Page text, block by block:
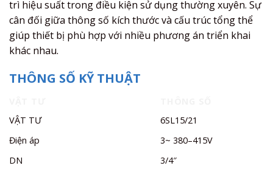
trì hiệu suất trong điều kiện sử dụng thường xuyên. Sự
cân đối giữa thông số kích thước và cấu trúc tổng thể
giúp thiết bị phù hợp với nhiều phương án triển khai
khác nhau.
THÔNG SỐ KỸ THUẬT
VẬT TƯ
6SL15/21
Điện áp
3~ 380–415V
DN
3/4″